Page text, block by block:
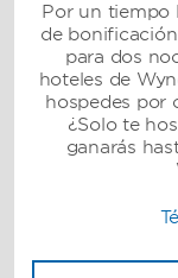
Por un tiempo
de
para dos
hoteles de
hospedes por
¿Solo te
ganarás